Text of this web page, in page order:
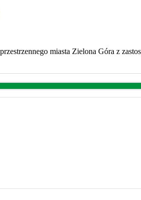
miasta Zielona Góra z